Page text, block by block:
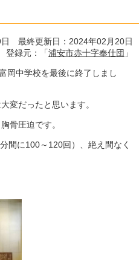
最終更新日：2024年02月20日
登録元：「浦安市赤十字奉仕団 」
中学校を最後に終了しまし
変だったと思います。
骨圧迫です。
間に100～120回）、絶え間なく